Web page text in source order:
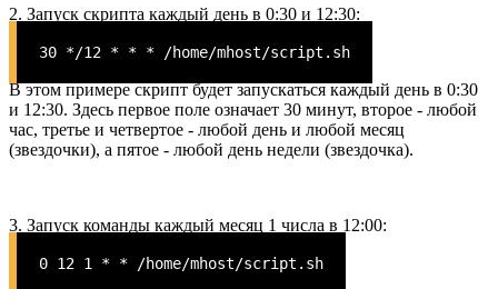
2. Запуск скрипта каждый день в 0:30 и 12:30:
30 */12 * * * /home/mhost/script.sh
В этом примере скрипт будет запускаться каждый день в 0:30
и 12:30. Здесь первое поле означает 30 минут, второе - любой
час, третье и четвертое - любой день и любой месяц
(звездочки), а пятое - любой день недели (звездочка).
3. Запуск команды каждый месяц 1 числа в 12:00:
0 12 1 * * /home/mhost/script.sh